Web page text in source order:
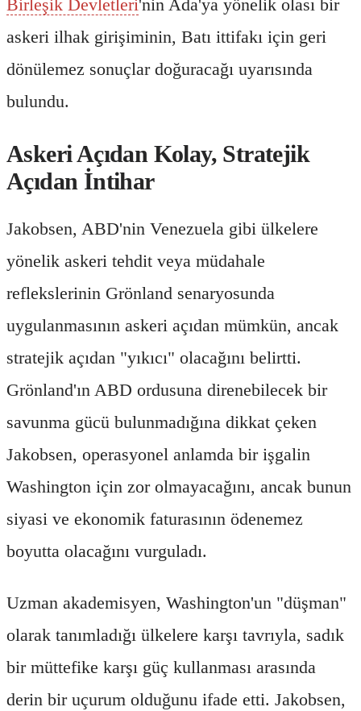
Birleşik Devletleri'nin Ada'ya yönelik olası bir
askeri ilhak girişiminin, Batı ittifakı için geri
dönülemez sonuçlar doğuracağı uyarısında
bulundu.
Askeri Açıdan Kolay, Stratejik
Açıdan İntihar
Jakobsen, ABD'nin Venezuela gibi ülkelere
yönelik askeri tehdit veya müdahale
reflekslerinin Grönland senaryosunda
uygulanmasının askeri açıdan mümkün, ancak
stratejik açıdan "yıkıcı" olacağını belirtti.
Grönland'ın ABD ordusuna direnebilecek bir
savunma gücü bulunmadığına dikkat çeken
Jakobsen, operasyonel anlamda bir işgalin
Washington için zor olmayacağını, ancak bunun
siyasi ve ekonomik faturasının ödenemez
boyutta olacağını vurguladı.
Uzman akademisyen, Washington'un "düşman"
olarak tanımladığı ülkelere karşı tavrıyla, sadık
bir müttefike karşı güç kullanması arasında
derin bir uçurum olduğunu ifade etti. Jakobsen,